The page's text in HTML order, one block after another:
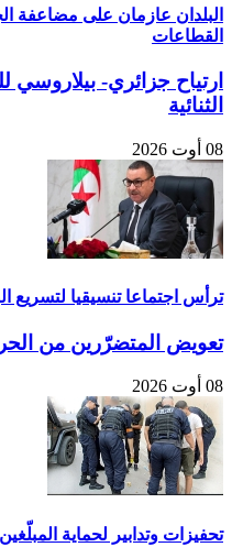
البلدان عازمان على مضاعفة
القطاعات
ارتياح جزائري- بيلاروسي
الثنائية
08 أوت 2026
ترأس اجتماعا تنسيقيا لتسريع
تعويض المتضرّرين من
08 أوت 2026
تحفيزات وتدابير لحماية